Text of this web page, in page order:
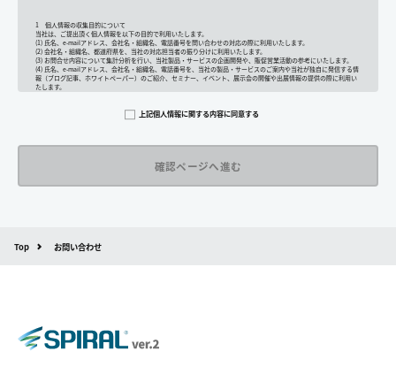
1 個人情報の収集目的について
当社は、ご提出頂く個人情報を以下の目的で利用いたします。
(1) 氏名、e-mailアドレス、会社名・組織名、電話番号を問い合わせの対応の際に利用いたします。
(2) 会社名・組織名、都道府県を、当社の対応担当者の振り分けに利用いたします。
(3) お問合せ内容について集計分析を行い、当社製品・サービスの企画開発や、販促営業活動の参考にいたします。
(4) 氏名、e-mailアドレス、会社名・組織名、電話番号を、当社の製品・サービスのご案内や当社が独自に発信する情
報（ブログ記事、ホワイトペーパー）のご紹介、セミナー、イベント、展示会の開催や出展情報の提供の際に利用い
たします。
規則（以下、「GDPR」という）に準拠した適切な保護措置を講じます。
詳しくは、11.Google 拡張コンバージョンの利用をご確認ください。
当社が管理する本フォームから取得した情報とGoogle LLC が管理する当社Webサイト閲覧履歴等の情報を紐づけ、
5 個人情報の保存期間について
上記個人情報に関する内容に同意する
Top お問い合わせ